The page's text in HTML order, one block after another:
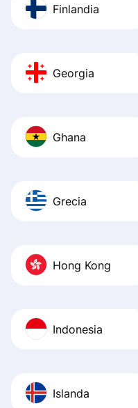
Finlandia
Georgia
Ghana
Grecia
Hong Kong
Indonesia
Islanda